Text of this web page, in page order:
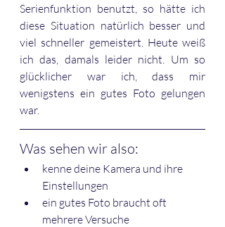
Serienfunktion benutzt, so hätte ich
diese Situation natürlich besser und
viel schneller gemeistert. Heute weiß
ich das, damals leider nicht. Um so
glücklicher war ich, dass mir
wenigstens ein gutes Foto gelungen
war.
Was sehen wir also:
kenne deine Kamera und ihre
Einstellungen
ein gutes Foto braucht oft
mehrere Versuche